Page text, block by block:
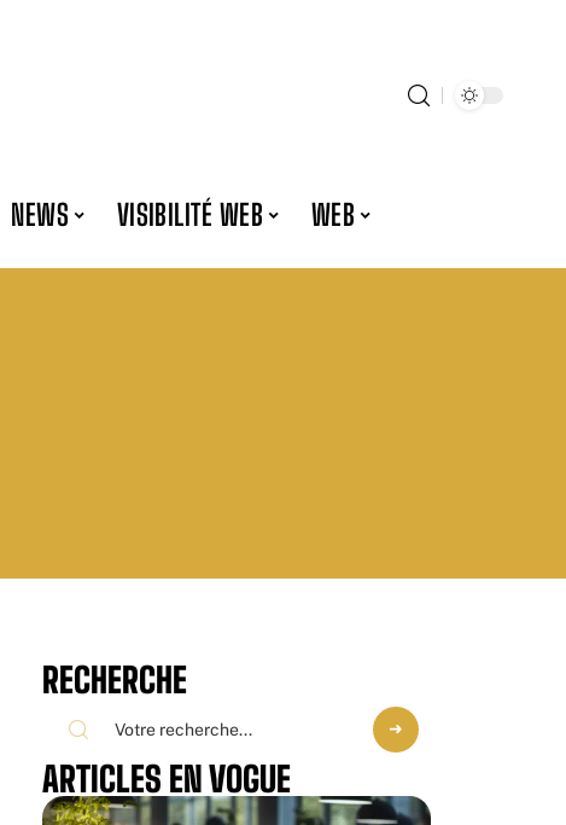
NEWS VISIBILITÉ WEB WEB
RECHERCHE
ARTICLES EN VOGUE